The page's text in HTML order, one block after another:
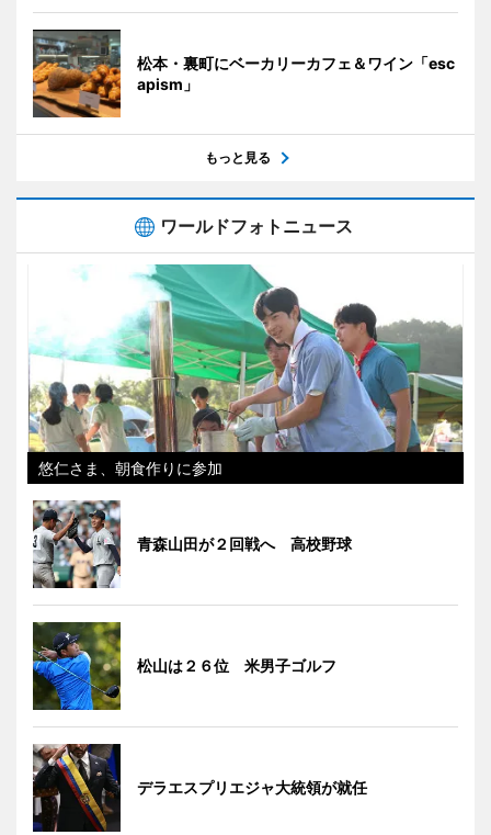
松本・裏町にベーカリーカフェ＆ワイン「esc
apism」
もっと見る
ワールドフォトニュース
悠仁さま、朝食作りに参加
青森山田が２回戦へ 高校野球
松山は２６位 米男子ゴルフ
デラエスプリエジャ大統領が就任